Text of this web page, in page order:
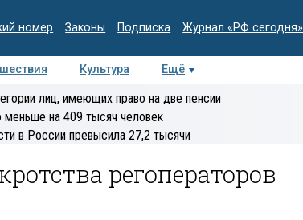
номер Законы Подписка Журнал «РФ сегодня»
Культура Ещё
Интервью Колумнисты
Деловая
лиц, имеющих право на две пенсии
меньше на 409 тысяч человек
в России превысила 27,2 тысячи
регоператоров